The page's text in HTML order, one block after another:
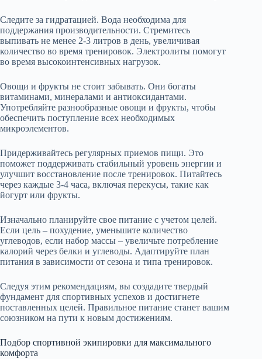
Следите за гидратацией. Вода необходима для
поддержания производительности. Стремитесь
выпивать не менее 2-3 литров в день, увеличивая
количество во время тренировок. Электролиты помогут
во время высокоинтенсивных нагрузок.
Овощи и фрукты не стоит забывать. Они богаты
витаминами, минералами и антиоксидантами.
Употребляйте разнообразные овощи и фрукты, чтобы
обеспечить поступление всех необходимых
микроэлементов.
Придерживайтесь регулярных приемов пищи. Это
поможет поддерживать стабильный уровень энергии и
улучшит восстановление после тренировок. Питайтесь
через каждые 3-4 часа, включая перекусы, такие как
йогурт или фрукты.
Изначально планируйте свое питание с учетом целей.
Если цель – похудение, уменьшите количество
углеводов, если набор массы – увеличьте потребление
калорий через белки и углеводы. Адаптируйте план
питания в зависимости от сезона и типа тренировок.
Следуя этим рекомендациям, вы создадите твердый
фундамент для спортивных успехов и достигнете
поставленных целей. Правильное питание станет вашим
союзником на пути к новым достижениям.
Подбор спортивной экипировки для максимального
комфорта